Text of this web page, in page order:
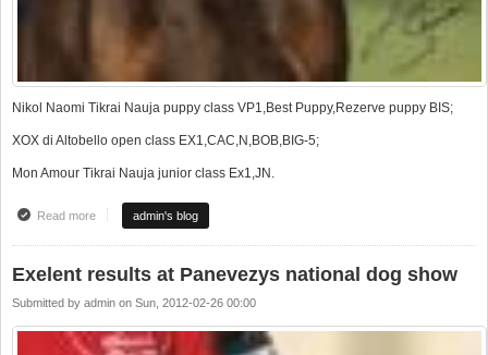
Nikol Naomi Tikrai Nauja puppy class VP1,Best Puppy,Rezerve puppy BIS;
XOX di Altobello open class EX1,CAC,N,BOB,BIG-5;
Mon Amour Tikrai Nauja junior class Ex1,JN.
Read moreabout Nacionalinė paroda Panevėžyje
admin's blog
Exelent results at Panevezys national dog show
Submitted by admin on Sun, 2012-02-26 00:00